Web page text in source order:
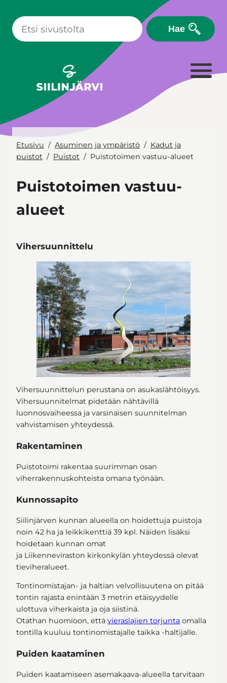
sisältöön
Hae
Etusivu Asuminen ja ympäristö
Kadut ja
puistot
Puistot Puistotoimen vastuu-alueet
Puistotoimen vastuu-
alueet
Vihersuunnittelu
Vihersuunnittelun perustana on asukaslähtöisyys.
Vihersuunnitelmat pidetään nähtävillä
luonnosvaiheessa ja varsinaisen suunnitelman
vahvistamisen yhteydessä.
Rakentaminen
Puistotoimi rakentaa suurimman osan
viherrakennuskohteista omana työnään.
Kunnossapito
Siilinjärven kunnan alueella on hoidettuja puistoja
noin 42 ha ja leikkikenttiä 39 kpl. Näiden lisäksi
hoidetaan kunnan omat
ja Liikenneviraston kirkonkylän yhteydessä olevat
tieviheralueet.
Tontinomistajan- ja haltian velvollisuutena on pitää
tontin rajasta enintään 3 metrin etäisyydelle
ulottuva viherkaista ja oja siistinä.
Otathan huomioon, että vieraslajien torjunta omalla
tontilla kuuluu tontinomistajalle taikka -haltijalle.
Puiden kaataminen
Puiden kaatamiseen asemakaava-alueella tarvitaan